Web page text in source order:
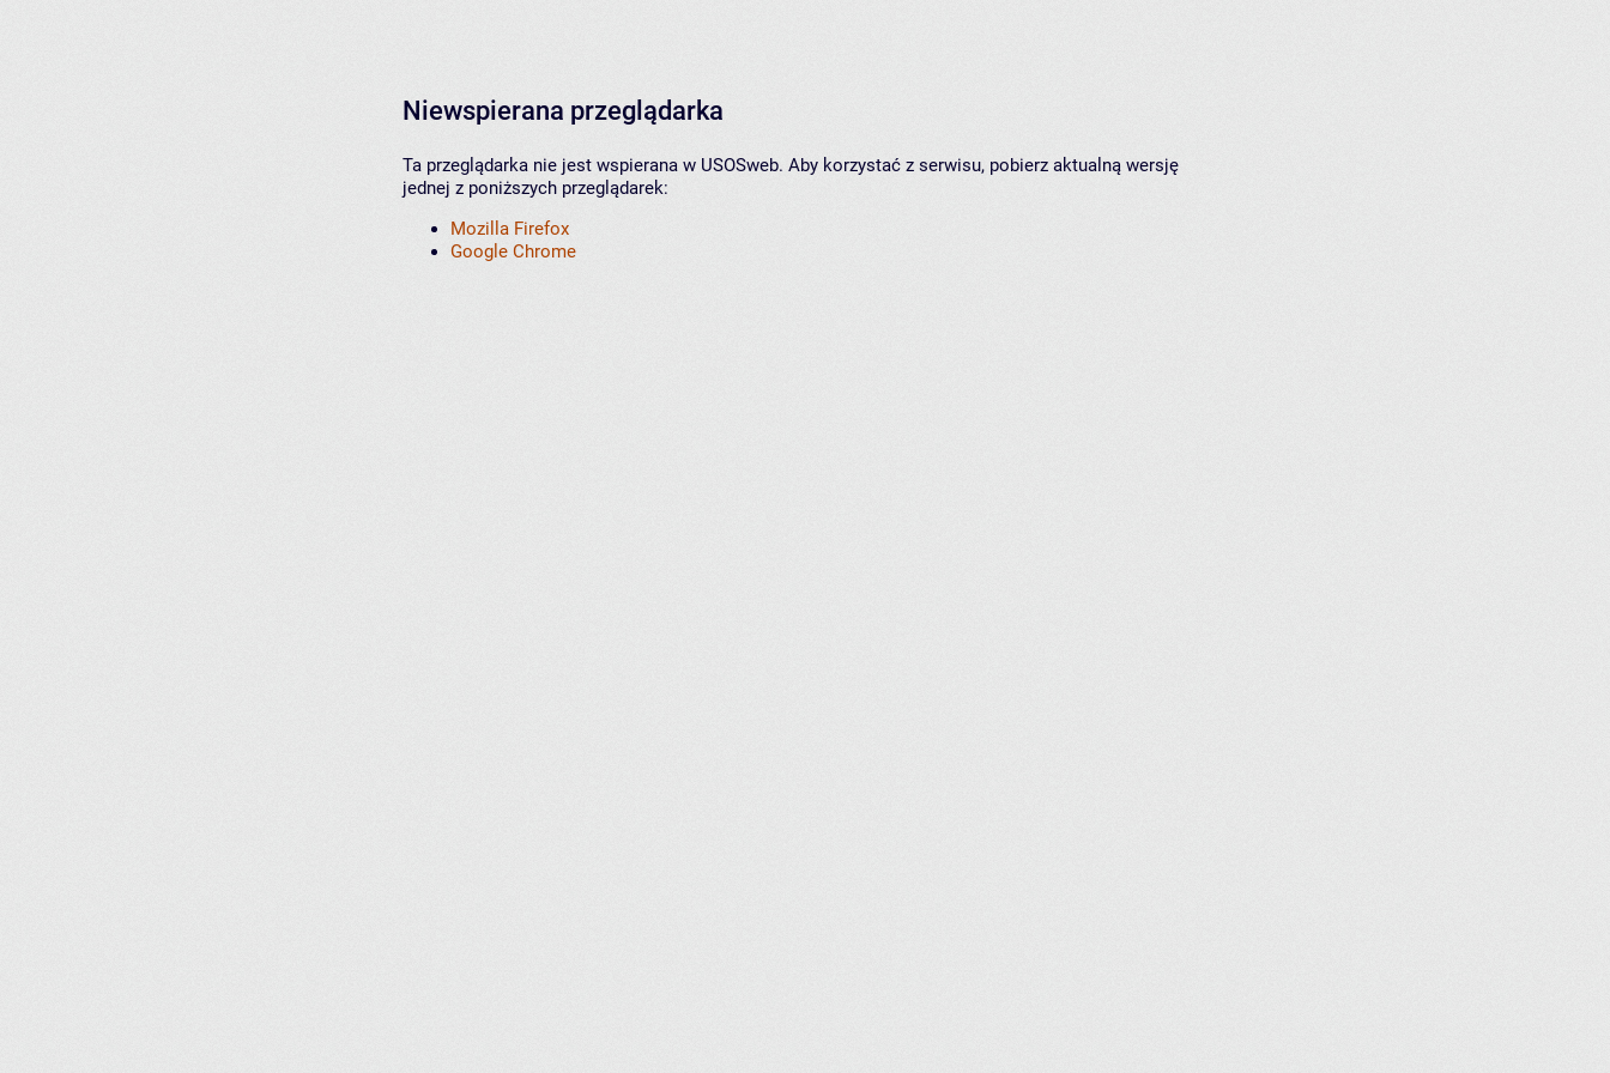
Niewspierana przeglądarka
Ta przeglądarka nie jest wspierana w USOSweb. Aby korzystać z serwisu, pobierz aktualną wersję
jednej z poniższych przeglądarek:
Mozilla Firefox
Google Chrome